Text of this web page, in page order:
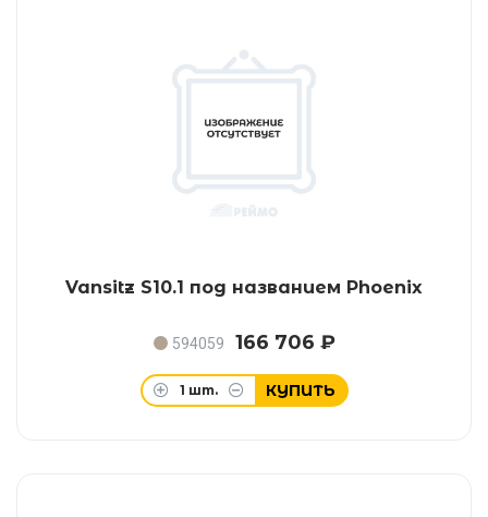
Vansitz S10.1 под названием Phoenix
594059 166 706 ₽
1 шт. КУПИТЬ